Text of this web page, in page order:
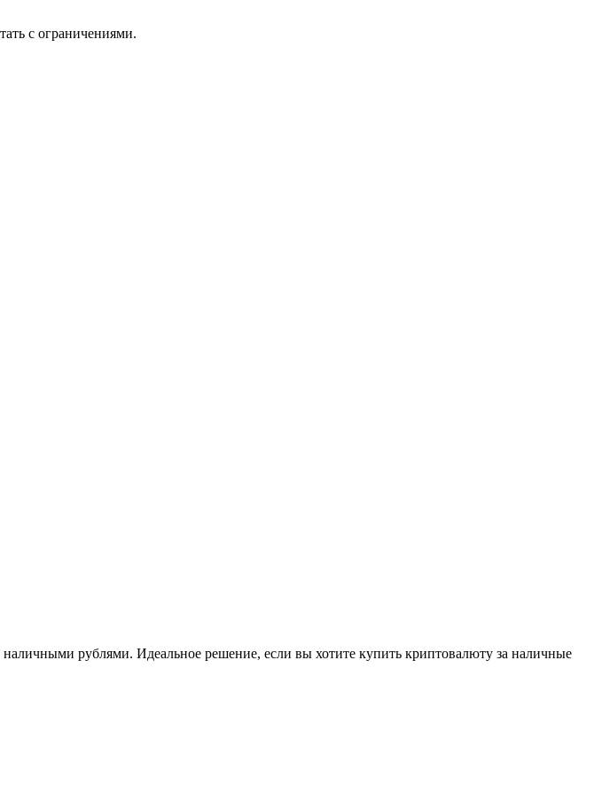
с ограничениями.
рублями. Идеальное решение, если вы хотите купить криптовалюту за наличные